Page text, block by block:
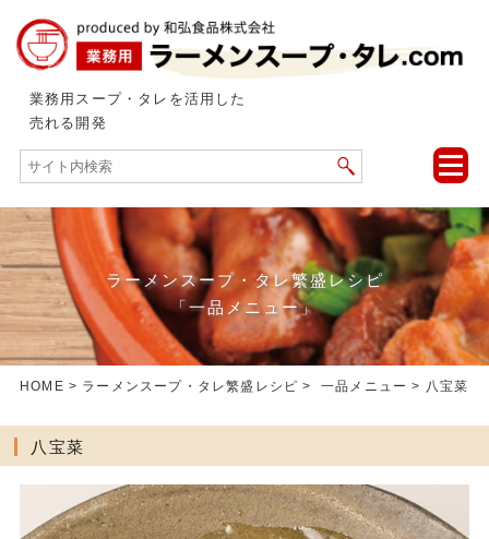
業務用スープ・タレを活用した
売れる開発
toggle
ラーメンスープ・タレ繁盛レシピ
「一品メニュー」
HOME > ラーメンスープ・タレ繁盛レシピ >一品メニュー > 八宝菜
八宝菜